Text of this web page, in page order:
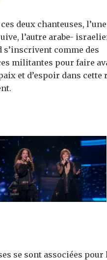
deux chanteuses, l’une
l’autre arabe-
s’inscrivent comme des
militantes pour faire
et d’espoir dans cette
se sont associées pour